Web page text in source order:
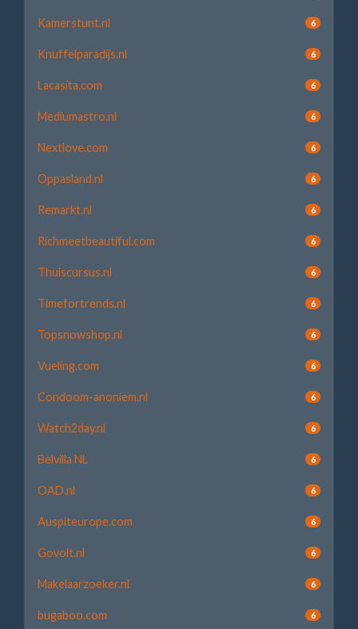
Kamerstunt.nl 6
Knuffelparadijs.nl 6
Lacasita.com 6
Mediumastro.nl 6
Nextlove.com 6
Oppasland.nl 6
Remarkt.nl 6
Richmeetbeautiful.com 6
Thuiscursus.nl 6
Timefortrends.nl 6
Topsnowshop.nl 6
Vueling.com 6
Condoom-anoniem.nl 6
Watch2day.nl 6
Belvilla NL 6
OAD.nl 6
Auspiteurope.com 6
Govolt.nl 6
Makelaarzoeker.nl 6
bugaboo.com 6